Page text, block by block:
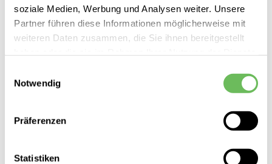
soziale Medien, Werbung und Analysen weiter. Unsere
Partner führen diese Informationen möglicherweise mit
weiteren Daten zusammen, die Sie ihnen bereitgestellt
Notwendig
Präferenzen
Statistiken